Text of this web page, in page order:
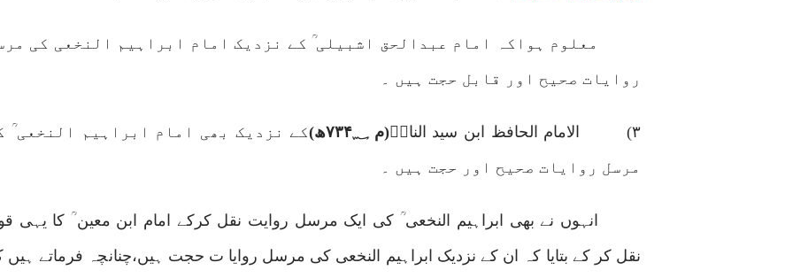
معلوم ہواکہ امام عبدالحق اشبیلی ؒ کے نزدیک امام ابراہیم النخعی کی
روایات صحیح اور قابل حجت ہیں ۔
۳) الامام الحافظ ابن سید الناسؒ(م۷۳۴؁ھ)کے نزدیک بھی امام ابراہیم النخعی
مرسل روایات صحیح اور حجت ہیں ۔
انہوں نے بھی ابراہیم النخعی ؒ کی ایک مرسل روایت نقل کرکے امام ابن معین ؒ کا یہی
نقل کر کے بتایا کہ ان کے نزدیک ابراہیم النخعی کی مرسل روایا ت حجت ہیں،چنانچہ فرماتے ہیں